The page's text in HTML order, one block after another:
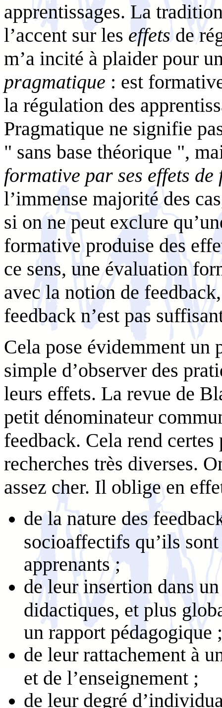
apprentissages. La
l’accent sur les effetsde
m’a incité à plaider pour
pragmatique : est
la régulation des
Pragmatique ne signifie
" sans base théorique ",
formative par ses effets
l’immense majorité des
si on ne peut exclure
formative produise des
ce sens, une évaluation
avec la notion de
feedback n’est pas
Cela pose évidemment
simple d’observer des
leurs effets. La revue de
petit dénominateur
feedback. Cela rend
recherches très diverses.
assez cher. Il oblige en
de la nature des
socioaffectifs qu’ils
apprenants ;
de leur insertion dans
didactiques, et plus
un rapport pédagogique ;
de leur rattachement à
et de l’enseignement ;
de leur degré